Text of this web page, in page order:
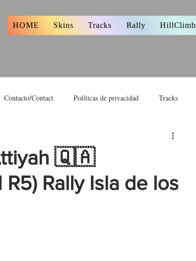
HOME Skins Tracks Rally HillClimb
Contacto/Contact Políticas de privacidad Tracks
🇶🇦
Rally Isla de los